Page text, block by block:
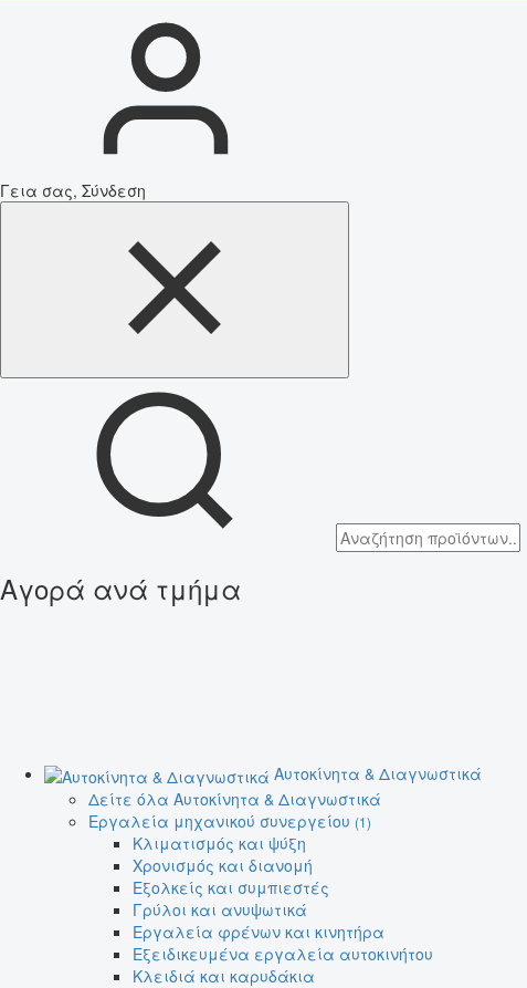
Γεια σας, Σύνδεση
Αγορά ανά τμήμα
Αυτοκίνητα & Διαγνωστικά
Δείτε όλα Αυτοκίνητα & Διαγνωστικά
Εργαλεία μηχανικού συνεργείου (1)
Κλιματισμός και ψύξη
Χρονισμός και διανομή
Εξολκείς και συμπιεστές
Γρύλοι και ανυψωτικά
Εργαλεία φρένων και κινητήρα
Εξειδικευμένα εργαλεία αυτοκινήτου
Κλειδιά και καρυδάκια